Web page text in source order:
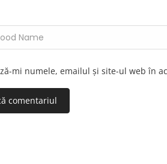
mi numele, emailul și site-ul web în